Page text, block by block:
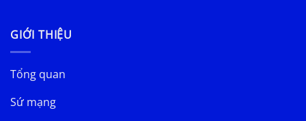
GIỚI THIỆU
Tổng quan
Sứ mạng